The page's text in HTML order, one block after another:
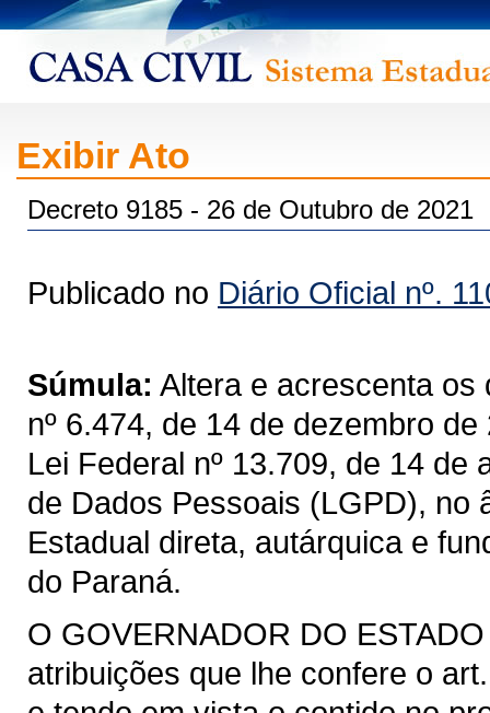
Exibir Ato
Decreto 9185 - 26 de Outubro de 2021
Publicado no Diário Oficial nº.
Súmula: Altera e acrescenta os
nº 6.474, de 14 de dezembro
Lei Federal nº 13.709, de 14
de Dados Pessoais (LGPD), no
Estadual direta, autárquica e
do Paraná.
O GOVERNADOR DO
atribuições que lhe confere o